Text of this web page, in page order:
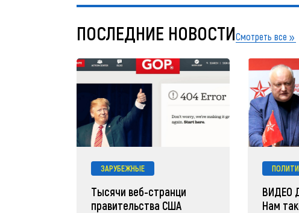
ПОСЛЕДНИЕ НОВОСТИСмотреть все
ЗАРУБЕЖНЫЕ
Тысячи веб-странци
правительства США
ВИДЕО
Нам